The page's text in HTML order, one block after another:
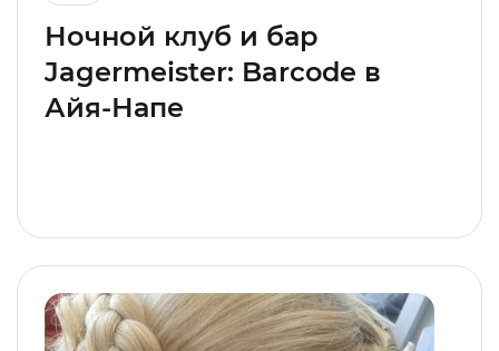
Ночной клуб и бар
Jagermeister: Barcode в
Айя-Напе